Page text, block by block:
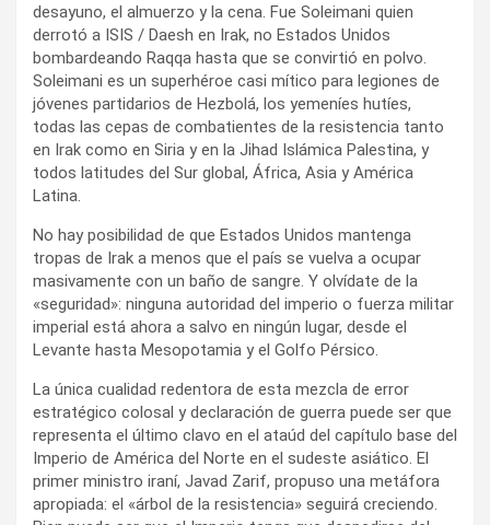
desayuno, el almuerzo y la cena. Fue Soleimani quien
derrotó a ISIS / Daesh en Irak, no Estados Unidos
bombardeando Raqqa hasta que se convirtió en polvo.
Soleimani es un superhéroe casi mítico para legiones de
jóvenes partidarios de Hezbolá, los yemeníes hutíes,
todas las cepas de combatientes de la resistencia tanto
en Irak como en Siria y en la Jihad Islámica Palestina, y
todos latitudes del Sur global, África, Asia y América
Latina.
No hay posibilidad de que Estados Unidos mantenga
tropas de Irak a menos que el país se vuelva a ocupar
masivamente con un baño de sangre. Y olvídate de la
«seguridad»: ninguna autoridad del imperio o fuerza militar
imperial está ahora a salvo en ningún lugar, desde el
Levante hasta Mesopotamia y el Golfo Pérsico.
La única cualidad redentora de esta mezcla de error
estratégico colosal y declaración de guerra puede ser que
representa el último clavo en el ataúd del capítulo base del
Imperio de América del Norte en el sudeste asiático. El
primer ministro iraní, Javad Zarif, propuso una metáfora
apropiada: el «árbol de la resistencia» seguirá creciendo.